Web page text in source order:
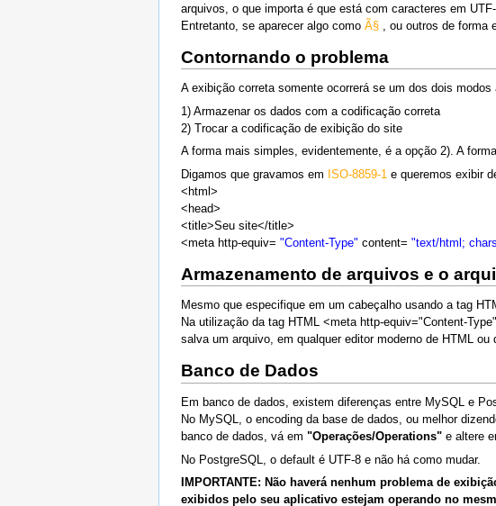
arquivos, o que importa é que está com caracteres em UTF-
Entretanto, se aparecer algo como Ã§ , ou outros de
Contornando o problema
A exibição correta somente ocorrerá se um dos dois modos
1) Armazenar os dados com a codificação correta
2) Trocar a codificação de exibição do site
A forma mais simples, evidentemente, é a opção 2). A
Digamos que gravamos em ISO-8859-1 e queremos exibir
<html>
<head>
<title>Seu site</title>
<meta http-equiv= "Content-Type" content= "text/html;
Armazenamento de arquivos e o
Mesmo que especifique em um cabeçalho usando a tag
Na utilização da tag HTML <meta http-equiv="Content-
salva um arquivo, em qualquer editor moderno de HTML
Banco de Dados
Em banco de dados, existem diferenças entre MySQL e
No MySQL, o encoding da base de dados, ou melhor
banco de dados, vá em "Operações/Operations" e altere
No PostgreSQL, o default é UTF-8 e não há como mudar.
IMPORTANTE: Não haverá nenhum problema de
exibidos pelo seu aplicativo estejam operando no